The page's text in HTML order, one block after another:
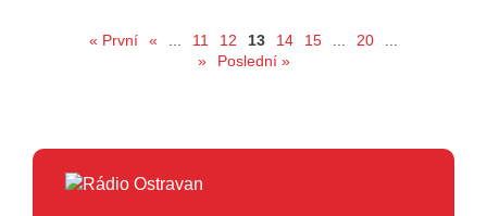
« První « 11 12 13 14 15 20
»
Poslední »